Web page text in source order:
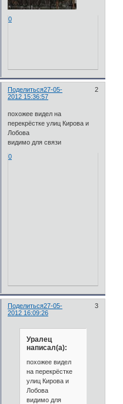
0
Поделиться 2
27-05-
2012 15:36:57
похожее видел на
перекрёстке улиц Кирова и
Лобова
видимо для связи
0
Поделиться 3
27-05-
2012 16:09:26
Уралец
написал(а):
похожее видел
на перекрёстке
улиц Кирова и
Лобова
видимо для